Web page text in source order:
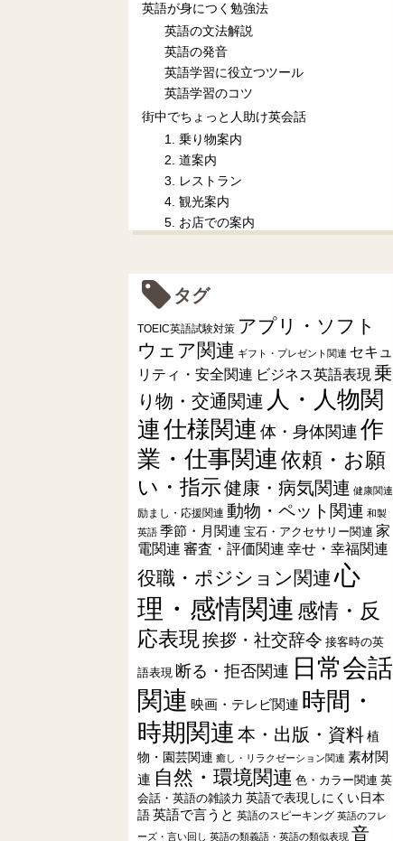
英語が身につく勉強法
英語の文法解説
英語の発音
英語学習に役立つツール
英語学習のコツ
街中でちょっと人助け英会話
1. 乗り物案内
2. 道案内
3. レストラン
4. 観光案内
5. お店での案内
タグ
TOEIC英語試験対策 アプリ・ソフト
ウェア関連 ギフト・プレゼント関連 セキュ
リティ・安全関連 ビジネス英語表現 乗
り物・交通関連 人・人物関
連仕様関連 体・身体関連 作
業・仕事関連依頼・お願
い・指示健康・病気関連 健康関連
励まし・応援関連 動物・ペット関連 和製
英語 季節・月関連 宝石・アクセサリー関連 家
電関連 審査・評価関連 幸せ・幸福関連
役職・ポジション関連 心
理・感情関連 感情・反
応表現挨拶・社交辞令 接客時の英
語表現 断る・拒否関連 日常会話
関連 映画・テレビ関連 時間・
時期関連 本・出版・資料植
物・園芸関連 癒し・リラクゼーション関連 素材関
連 自然・環境関連 色・カラー関連 英
会話・英語の雑談力 英語で表現しにくい日本
語 英語で言うと 英語のスピーキング 英語のフレ
ーズ・言い回し 英語の類義語・英語の類似表現 音